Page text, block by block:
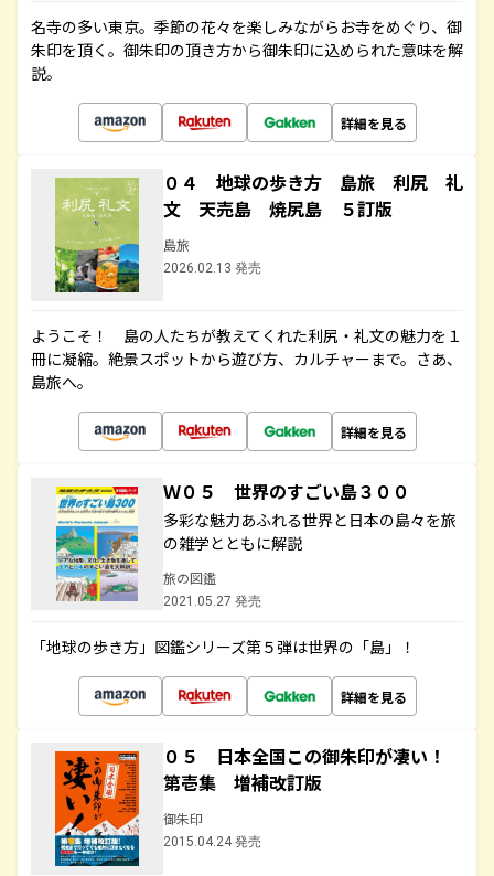
名寺の多い東京。季節の花々を楽しみながらお寺をめぐり、御
朱印を頂く。御朱印の頂き方から御朱印に込められた意味を解
説。
詳細を見る
０４ 地球の歩き方 島旅 利尻 礼
文 天売島 焼尻島 ５訂版
島旅
2026.02.13 発売
ようこそ！ 島の人たちが教えてくれた利尻・礼文の魅力を１
冊に凝縮。絶景スポットから遊び方、カルチャーまで。さあ、
島旅へ。
詳細を見る
Ｗ０５ 世界のすごい島３００
多彩な魅力あふれる世界と日本の島々を旅
の雑学とともに解説
旅の図鑑
2021.05.27 発売
「地球の歩き方」図鑑シリーズ第５弾は世界の「島」！
詳細を見る
０５ 日本全国この御朱印が凄い！
第壱集 増補改訂版
御朱印
2015.04.24 発売